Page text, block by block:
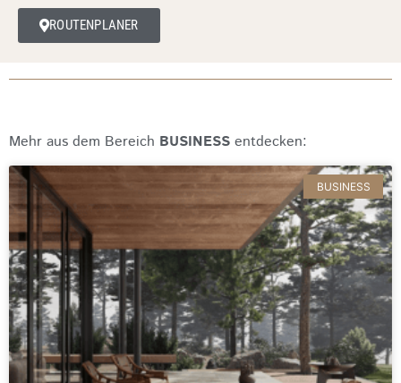
ROUTENPLANER
Mehr aus dem Bereich BUSINESS entdecken:
BUSINESS